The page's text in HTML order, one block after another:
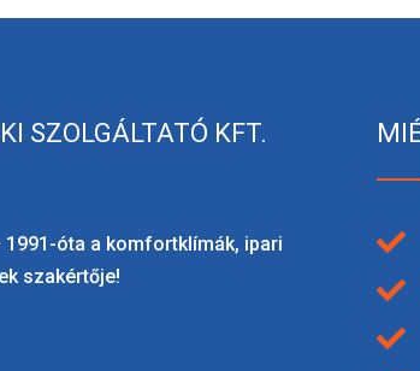
SZOLGÁLTATÓ KFT.
óta a komfortklímák, ipari
szakértője!


